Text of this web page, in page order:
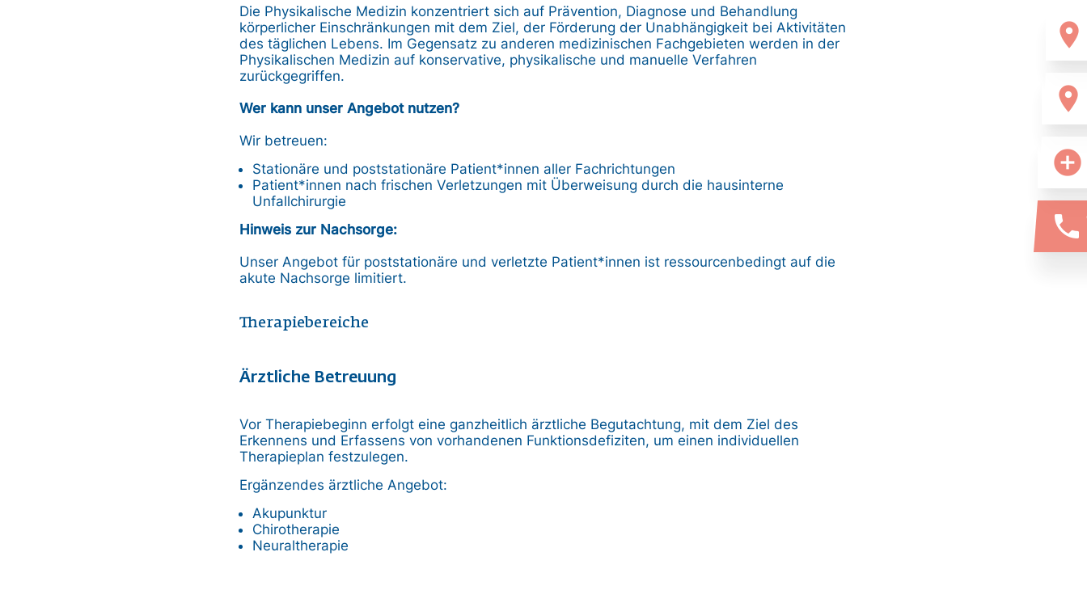
Die Physikalische Medizin konzentriert sich auf Prävention, Diagnose und Behandlung
körperlicher Einschränkungen mit dem Ziel, der Förderung der Unabhängigkeit bei Aktivitäten
des täglichen Lebens. Im Gegensatz zu anderen medizinischen Fachgebieten werden in der
Physikalischen Medizin auf konservative, physikalische und manuelle Verfahren
zurückgegriffen.
Wer kann unser Angebot nutzen?
Wir betreuen:
Stationäre und poststationäre Patient*innen aller Fachrichtungen
Patient*innen nach frischen Verletzungen mit Überweisung durch die hausinterne
Unfallchirurgie
Hinweis zur Nachsorge:
Unser Angebot für poststationäre und verletzte Patient*innen ist ressourcenbedingt auf die
akute Nachsorge limitiert.
Therapiebereiche
Ärztliche Betreuung
Vor Therapiebeginn erfolgt eine ganzheitlich ärztliche Begutachtung, mit dem Ziel des
Erkennens und Erfassens von vorhandenen Funktionsdefiziten, um einen individuellen
Therapieplan festzulegen.
Ergänzendes ärztliche Angebot:
Akupunktur
Chirotherapie
Neuraltherapie
location_on
location_on
add_circle
phone